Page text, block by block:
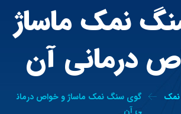
نمک ماساژ
درمانی آن
گوی سنگ نمک ماساژ و خواص درمان
ی آن